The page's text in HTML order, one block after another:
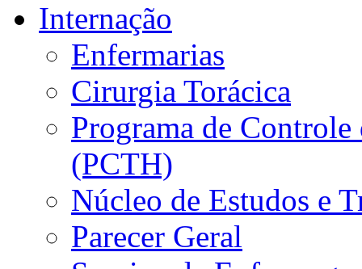
Internação
Enfermarias
Cirurgia Torácica
Programa de
(PCTH)
Núcleo de Estudos e
Parecer Geral